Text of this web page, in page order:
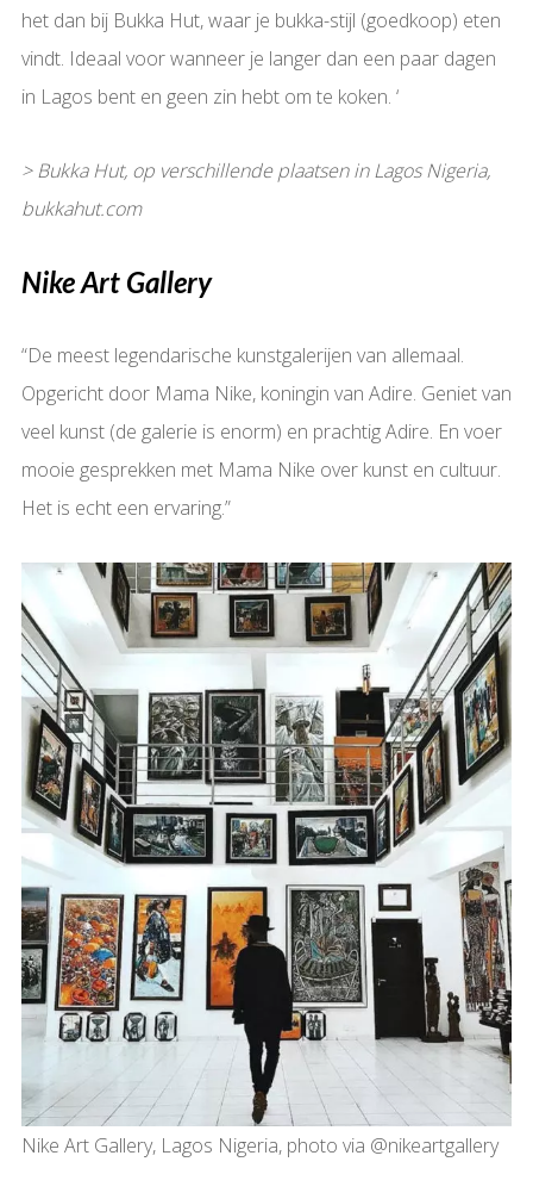
het dan bij Bukka Hut, waar je bukka-stijl (goedkoop) eten
vindt. Ideaal voor wanneer je langer dan een paar dagen
in Lagos bent en geen zin hebt om te koken. ‘
> Bukka Hut, op verschillende plaatsen in Lagos Nigeria,
bukkahut.com
Nike Art Gallery
“De meest legendarische kunstgalerijen van allemaal.
Opgericht door Mama Nike, koningin van Adire. Geniet van
veel kunst (de galerie is enorm) en prachtig Adire. En voer
mooie gesprekken met Mama Nike over kunst en cultuur.
Het is echt een ervaring.”
Nike Art Gallery, Lagos Nigeria, photo via @nikeartgallery